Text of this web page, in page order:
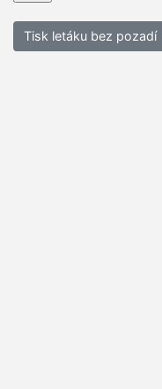
Tisk letáku bez pozadí